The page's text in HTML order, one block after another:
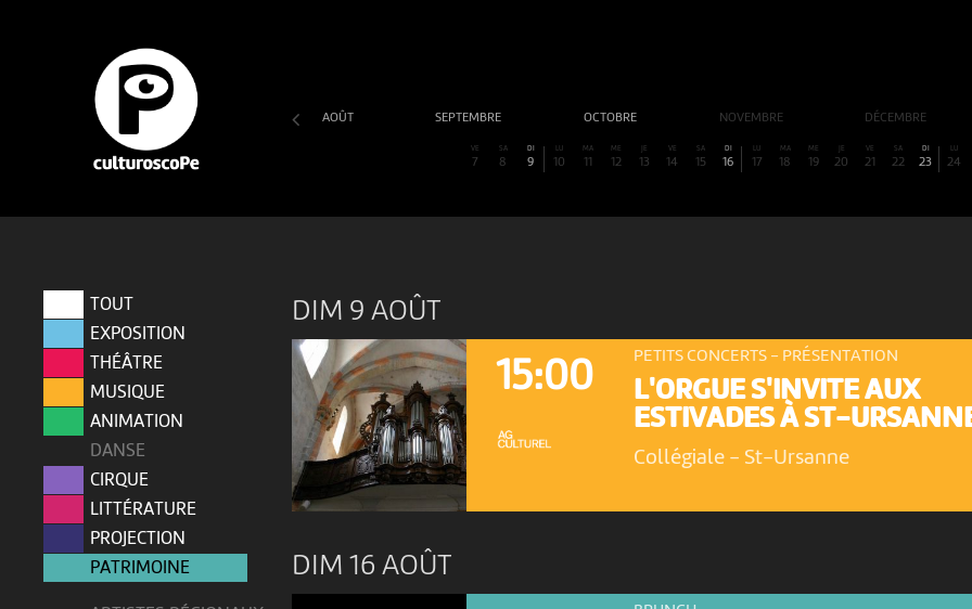
AOÛT SEPTEMBRE OCTOBRE NOVEMBRE DÉCEMBRE
VE
7
SA
8
DI
9
LU
10
MA
11
ME
12
JE
13
VE
14
SA
15
DI
16
LU
17
MA
18
ME
19
JE
20
VE
21
SA
22
DI
23
LU
24
TOUT
EXPOSITION
THÉÂTRE
MUSIQUE
ANIMATION
DANSE
CIRQUE
LITTÉRATURE
PROJECTION
PATRIMOINE
DIM 9 AOÛT
15:00 PETITS CONCERTS - PRÉSENTATION
L'ORGUE S'INVITE AUX
ESTIVADES À ST-
Collégiale - St-Ursanne
DIM 16 AOÛT